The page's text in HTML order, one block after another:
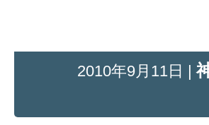
2010年9月11日 |